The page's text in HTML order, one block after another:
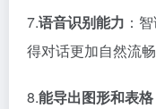
7.语音识别能力 ：
得对话更加自然流畅
8.能导出图形和表格